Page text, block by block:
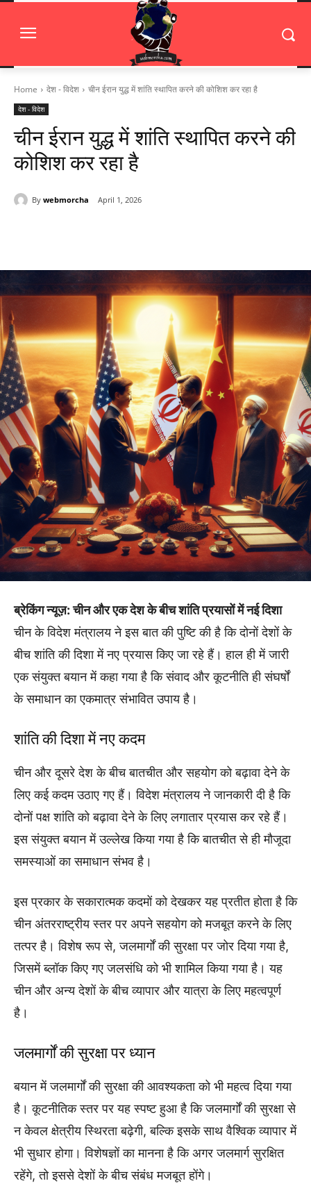
Home देश - विदेश चीन ईरान युद्ध में शांति स्थापित करने की कोशिश कर रहा है
देश - विदेश
चीन ईरान युद्ध में शांति स्थापित करने की
कोशिश कर रहा है
By webmorcha April 1, 2026
ब्रेकिंग न्यूज़: चीन और एक देश के बीच शांति प्रयासों में नई दिशा
चीन के विदेश मंत्रालय ने इस बात की पुष्टि की है कि दोनों देशों के
बीच शांति की दिशा में नए प्रयास किए जा रहे हैं। हाल ही में जारी
एक संयुक्त बयान में कहा गया है कि संवाद और कूटनीति ही संघर्षों
के समाधान का एकमात्र संभावित उपाय है।
शांति की दिशा में नए कदम
चीन और दूसरे देश के बीच बातचीत और सहयोग को बढ़ावा देने के
लिए कई कदम उठाए गए हैं। विदेश मंत्रालय ने जानकारी दी है कि
दोनों पक्ष शांति को बढ़ावा देने के लिए लगातार प्रयास कर रहे हैं।
इस संयुक्त बयान में उल्लेख किया गया है कि बातचीत से ही मौजूदा
समस्याओं का समाधान संभव है।
इस प्रकार के सकारात्मक कदमों को देखकर यह प्रतीत होता है कि
चीन अंतरराष्ट्रीय स्तर पर अपने सहयोग को मजबूत करने के लिए
तत्पर है। विशेष रूप से, जलमार्गों की सुरक्षा पर जोर दिया गया है,
जिसमें ब्लॉक किए गए जलसंधि को भी शामिल किया गया है। यह
चीन और अन्य देशों के बीच व्यापार और यात्रा के लिए महत्वपूर्ण
है।
जलमार्गों की सुरक्षा पर ध्यान
बयान में जलमार्गों की सुरक्षा की आवश्यकता को भी महत्व दिया गया
है। कूटनीतिक स्तर पर यह स्पष्ट हुआ है कि जलमार्गों की सुरक्षा से
न केवल क्षेत्रीय स्थिरता बढ़ेगी, बल्कि इसके साथ वैश्विक व्यापार में
भी सुधार होगा। विशेषज्ञों का मानना है कि अगर जलमार्ग सुरक्षित
रहेंगे, तो इससे देशों के बीच संबंध मजबूत होंगे।